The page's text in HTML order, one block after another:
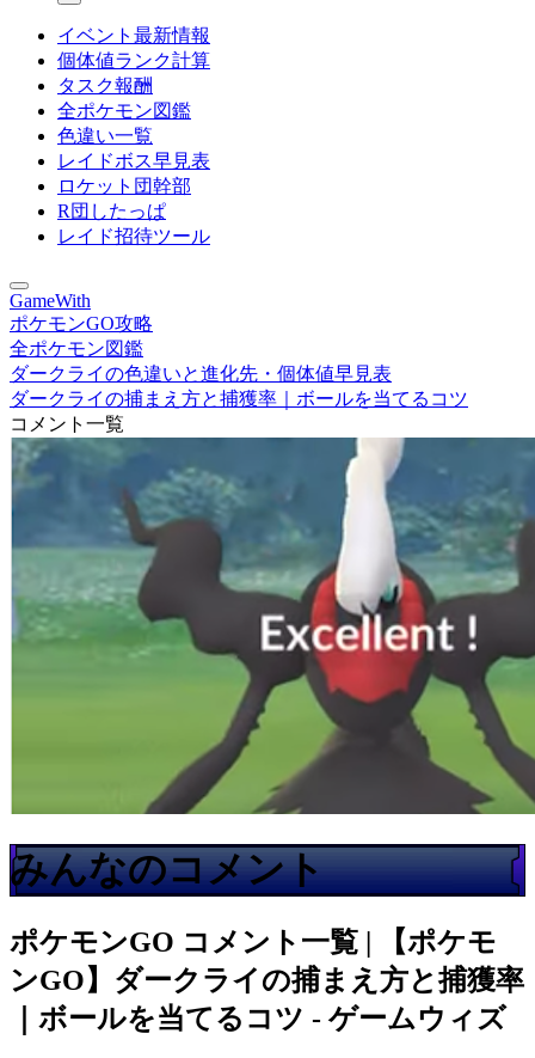
イベント最新情報
個体値ランク計算
タスク報酬
全ポケモン図鑑
色違い一覧
レイドボス早見表
ロケット団幹部
R団したっぱ
レイド招待ツール
GameWith
ポケモンGO攻略
全ポケモン図鑑
ダークライの色違いと進化先・個体値早見表
ダークライの捕まえ方と捕獲率｜ボールを当てるコツ
コメント一覧
みんなのコメント
ポケモンGO コメント一覧 | 【ポケモ
ンGO】ダークライの捕まえ方と捕獲率
｜ボールを当てるコツ - ゲームウィズ